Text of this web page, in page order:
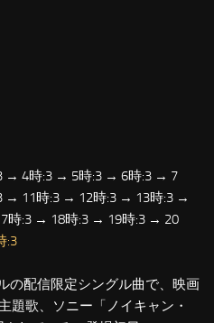
→ 4時:3 → 5時:3 → 6時:3 → 7
→ 11時:3 → 12時:3 → 13時:3 →
時:3 → 18時:3 → 19時:3 → 20
:3
の配信限定シングル曲で、映画
題歌、ソニー「ノイキャン・